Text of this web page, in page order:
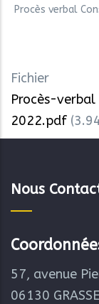
Procès verbal
Fichier
Procès-verbal
2022.pdf
Nous
57, avenue
06130 GRASSE